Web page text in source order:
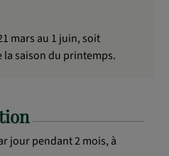
mars au 1 juin, soit
saison du printemps.
jour pendant 2 mois, à